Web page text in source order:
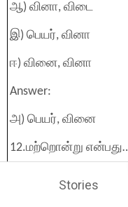
ஆ) வினா, விடை
இ) பெயர், வினா
ஈ) வினை, வினா
Answer:
அ) பெயர், வினை
12.மற்றொன்று
அ)
Stories